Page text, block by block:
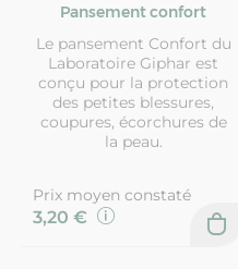
Pansement confort
Le pansement Confort du
Laboratoire Giphar est
conçu pour la protection
des petites blessures,
coupures, écorchures de
la peau.
Prix moyen constaté
3,20 €